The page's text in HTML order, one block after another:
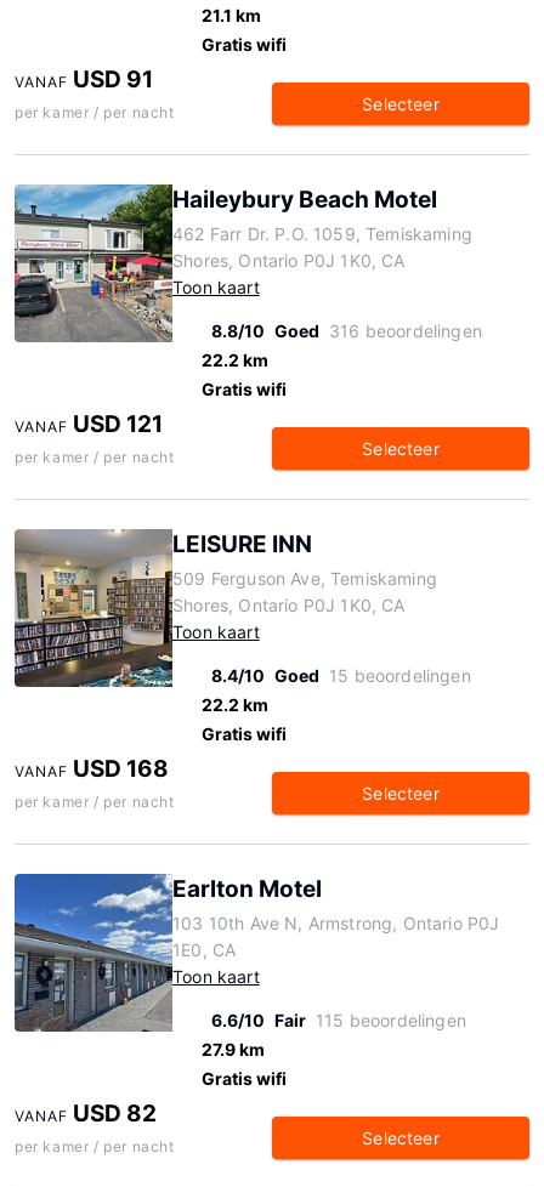
21.1 km
Gratis wifi
VANAF USD 91
per kamer / per nacht Selecteer
Haileybury Beach Motel
462 Farr Dr. P.O. 1059, Temiskaming
Shores, Ontario P0J 1K0, CA
Toon kaart
8.8/10 Goed 316 beoordelingen
22.2 km
Gratis wifi
VANAF USD 121
per kamer / per nacht Selecteer
LEISURE INN
509 Ferguson Ave, Temiskaming
Shores, Ontario P0J 1K0, CA
Toon kaart
8.4/10 Goed 15 beoordelingen
22.2 km
Gratis wifi
VANAF USD 168
per kamer / per nacht Selecteer
Earlton Motel
103 10th Ave N, Armstrong, Ontario P0J
1E0, CA
Toon kaart
6.6/10 Fair 115 beoordelingen
27.9 km
Gratis wifi
VANAF USD 82
per kamer / per nacht Selecteer